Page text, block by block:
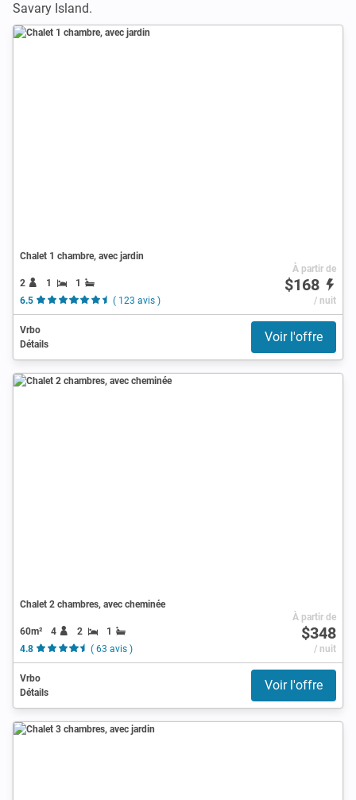
Savary Island.
Chalet 1 chambre, avec jardin
2 1
1
6.5
( 123 avis )
À partir de
$168
/ nuit
Vrbo
Détails
Voir l'offre
Chalet 2 chambres, avec cheminée
60m² 4 2
1
4.8
( 63 avis )
À partir de
$348
/ nuit
Vrbo
Détails
Voir l'offre